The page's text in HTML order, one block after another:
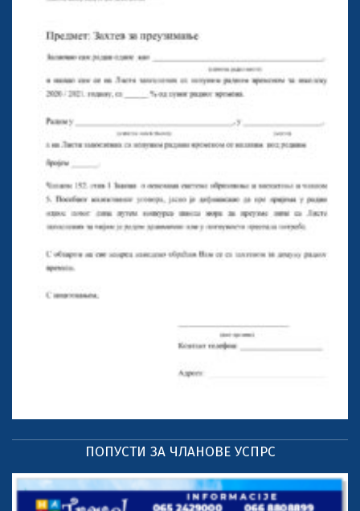
ПОПУСТИ ЗА ЧЛАНОВЕ УСПРС